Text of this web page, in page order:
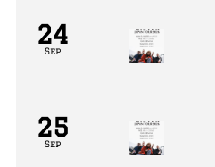
24
Sep
25
Sep